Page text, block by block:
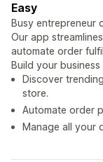
Easy
Busy entrepreneur
Our app
automate order
Build your business
Discover
store.
Automate order
Manage all your